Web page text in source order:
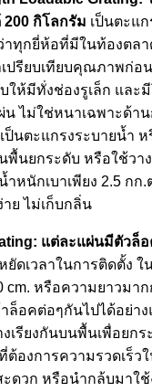
กิโลกรัม เป็นตะแ
าทุกยี่ห้อที่มีในท้องตล
ปรียบเทียบคุณภาพก่อ
ให้มีทั่งช่องรูเล็ก และ
ไม่ใช่หนาเฉพาะด้า
ป็นตะแกรงระบายน้ำ
นพื้นยกระดับ หรือใช้ว
ำหนักเบาเพียง 2.5 ก
ย ไม่เก็บกลิ่น
แต่ละแผ่นมีตัวล็
ยัดเวลาในการติดตั้ง
cm. หรือความยาวมา
าล็อคต่อๆกันไปได้อย่า
เรียงกันบนพื้นเพื่อยก
ต้องการความรวดเร็ว
ะดวก หรือนำกล้บมาใ